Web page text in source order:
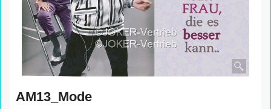
AM13_Mode